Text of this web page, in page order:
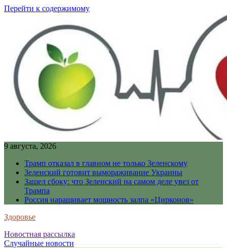
Перейти к содержимому
9 августа, 2026
Трамп отказал в главном не только Зеленскому
Зеленский готовит вымораживание Украины
Зашел сбоку: что Зеленский на самом деле увез от
Трампа
Россия наращивает мощность залпа «Цирконов»
Здоровье
Новостная рассылка
Случайные новости